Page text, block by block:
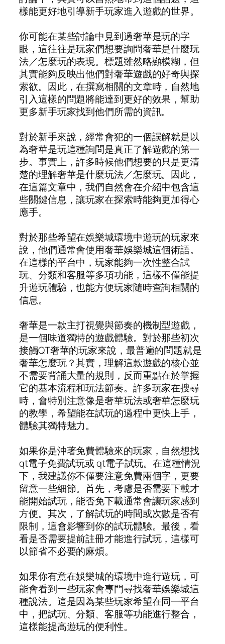
樣能更好地引導新手玩家進入遊戲的世界。
你可能在某些討論中見到過奢華是玩的字
眼，這往往是玩家們想要詢問奢華是什麼玩
法／怎麼玩的表現。標題雖然略顯模糊，但
其實能夠反映出他們對奢華遊戲的好奇與探
索欲。因此，在撰寫相關的文章時，自然地
引入這樣的問題將能達到更好的效果，幫助
更多新手玩家找到他們所需的資訊。
對於新手來說，經常會犯的一個誤解就是以
為奢華是玩這種詢問是真正了解遊戲的第一
步。事實上，許多時候他們想要的只是更清
楚的理解奢華是什麼玩法／怎麼玩。因此，
在這篇文章中，我們自然會在介紹中包含這
些關鍵信息，讓玩家在探索時能夠更加得心
應手。
對於那些希望在娛樂城環境中遊玩的玩家來
說，他們通常會使用奢華娛樂城這個術語。
在這樣的平台中，玩家能夠一次性整合試
玩、分類和客服等多項功能，這樣不僅能提
升遊玩體驗，也能方便玩家隨時查詢相關的
信息。
奢華是一款主打視覺與節奏的機制型遊戲，
是一個味道獨特的遊戲體驗。對於那些初次
接觸QT奢華的玩家來說，最普遍的問題就是
奢華怎麼玩？其實，理解這款遊戲的核心並
不需要背誦大量的規則，反而重點在於掌握
它的基本流程和玩法節奏。許多玩家在搜尋
時，會特別注意像是奢華玩法或奢華怎麼玩
的教學，希望能在試玩的過程中更快上手，
體驗其獨特魅力。
如果你是沖著免費體驗來的玩家，自然想找
qt電子免費試玩或 qt電子試玩。在這種情況
下，我建議你不僅要注意免費兩個字，更要
留意一些細節。首先，考慮是否需要下載才
能開始試玩，能否免下載通常會讓玩家感到
方便。其次，了解試玩的時間或次數是否有
限制，這會影響到你的試玩體驗。最後，看
看是否需要提前註冊才能進行試玩，這樣可
以節省不必要的麻煩。
如果你有意在娛樂城的環境中進行遊玩，可
能會看到一些玩家會專門尋找奢華娛樂城這
種說法。這是因為某些玩家希望在同一平台
中，把試玩、分類、客服等功能進行整合，
這樣能提高遊玩的便利性。